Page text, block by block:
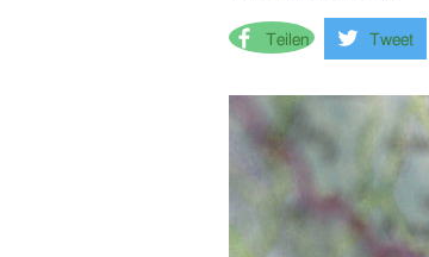
Teilen Tweet